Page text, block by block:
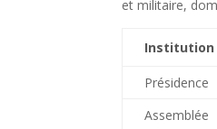
et militaire,
Institution
Présidence
Assemblée